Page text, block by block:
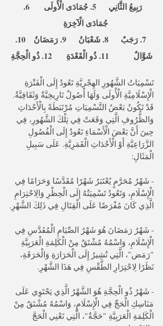
رَبِيعُ الثَّانِي      5. جُمَادَى الْأُولَى       6.
جُمَادَى الْآخِرَةِ
  7. رَجَبٌ      8. شَعْبَانُ      9. رَمَضَانُ    10.
شَوَّالٌ            11. ذُو الْقَعْدَةِ       12. ذُو الْحِجَّةِ
تَسْمِيَاتُ الشَّهُورِ الهِجْرِيَّةِ تَعُودُ إِلَى الْفَتْرَةِ
الْإِسْلَامِيَّةِ الْأُولَى وَلَهَا أَصُولٌ تَارِيخِيَّةٌ وَثَقَافِيَّةٌ.
قَدْ تَكُونُ بَعْضُ التَّسْمِيَاتِ مُرْتَبَطَةً بِالْأَحْدَاثِ
وَالظُّرُوفِ الَّتِي وَقَعَتْ فِي تِلْكَ الشَّهُورِ، فِي
حِينَ أَنَّ بَعْضَ الْأَسْمَاءِ تَعُودُ إِلَى الْفُصُولِ
الزَّرَاعِيَّةِ أَوْ الْأَحْدَاثِ الْقَمَرِيَّةِ. عَلَى سَبِيلِ
الْمَثَالِ:
- شَهْرُ مُحَرَّمٍ يُعْتَبَرُ شَهْرًا مُقَدَّسًا وَحَرَامًا فِي
الْإِسْلَامِ، وَتَعُودُ تَسْمِيَتُهُ إِلَى الْحِظْرِ وَالِاحْتِرَامِ
الَّذِي كَانَ مُفْرَضًا عَلَى الْقِتَالِ فِي ذَلِكَ الشَّهْرِ.
- شَهْرُ رَمَضَانَ هُوَ شَهْرُ الصِّيَامِ الْمُقَدَّسِ فِي
الْإِسْلَامِ، وَاسْمُهُ مُشْتَقٌ مِنْ الْكَلِمَةِ الْعَرَبِيَّةِ
"رَمَض"، الَّتِي تُشِيرُ إِلَى الْحَرَارَةِ وَالْحَرَقَةِ،
نَظَرًا لِاحْتِرَارِ الطَّقْسِ فِي هَذَا الشَّهْرِ.
- شَهْرُ ذُو الْحِجَّةِ هُوَ الشَّهْرُ الَّذِي يَحْتَوِي عَلَى
مَنَاسِكِ الْحَجِّ فِي الْإِسْلَامِ، وَاسْمُهُ مُشْتَقٌ مِنْ
الْكَلِمَةِ الْعَرَبِيَّةِ "حَجَّةٌ"، الَّتِي تَعْنِي الْحَجَّ